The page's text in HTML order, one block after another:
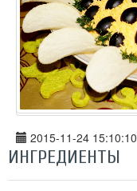
2015-11-24 15:10:10
ИНГРЕДИЕНТЫ